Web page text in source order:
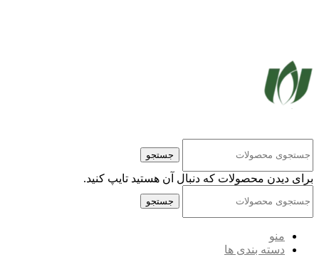
جستجو
برای دیدن محصولات که دنبال آن هستید تایپ کنید.
جستجو
منو
دسته بندی ها